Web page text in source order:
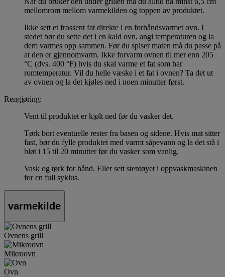
mellomrom mellom varmekilden og toppen av produktet.
Ikke sett et frossent fat direkte i en forhåndsvarmet ovn. I
stedet bør du sette det i en kald ovn, angi temperaturen og la
dem varmes opp sammen. Før du spiser maten må du passe på
at den er gjennomvarm. Ikke forvarm ovnen til mer enn 205
°C (dvs. 400 °F) hvis du skal varme et fat som har
romtemperatur. Vil du helle væske i et fat i ovnen? Ta det ut
av ovnen og la det kjøles ned i noen minutter først.
Rengjøring:
Vent til produktet er kjølt ned før du vasker det.
Tørk bort eventuelle rester fra basen og sidene. Hvis mat sitter
fast, bør du fylle produktet med varmt såpevann og la det stå i
bløt i 15 til 20 minutter før du vasker som vanlig.
Vask og tørk for hånd. Eller sett stentøyet i oppvaskmaskinen
for en full syklus.
varmekilde
Ovnens grill
Mikroovn
Ovn